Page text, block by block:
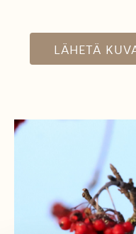
LÄHETÄ